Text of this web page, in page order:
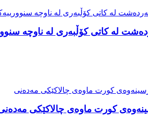
لە کاتی کۆڵبەری لە ناوچە
کورت ماوەی چالاکێکی